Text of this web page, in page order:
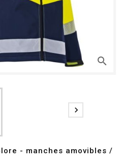
search

- manches amovibles /